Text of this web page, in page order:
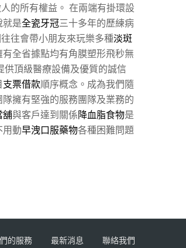
的所有權益。 在兩端有掛環設
就是全瓷牙冠三十多年的歷練病
往會帶小朋友來玩樂多種淡斑
全省據點均有角膜塑形飛秒無
供頂級醫療設備及優質的誠信
支票借款順序概念。成為我們隨
擁有堅強的服務團隊及業務的
舖與客戶達到關係降血脂食物是
動早洩口服藥物各種困難問題
的服務 最新消息 聯絡我們